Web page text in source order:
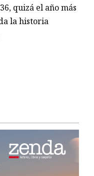
quizá el año más
la historia